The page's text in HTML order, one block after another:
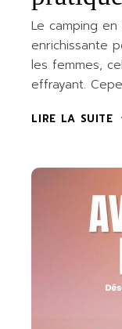
Le camping
enrichissante
les femmes,
effrayant.
LIRE LA SUITE